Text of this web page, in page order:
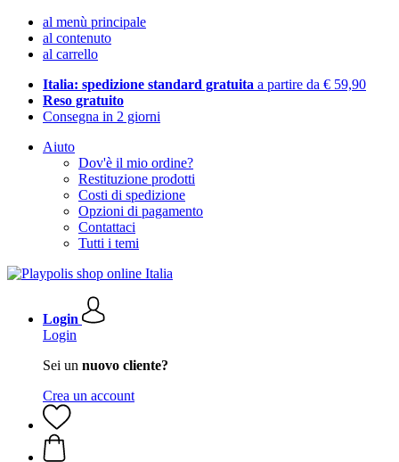
al menù principale
al contenuto
al carrello
Italia: spedizione standard gratuita a partire da € 59,90
Reso gratuito
Consegna in 2 giorni
Aiuto
Dov'è il mio ordine?
Restituzione prodotti
Costi di spedizione
Opzioni di pagamento
Contattaci
Tutti i temi
Login
Login
Sei un nuovo cliente?
Crea un account